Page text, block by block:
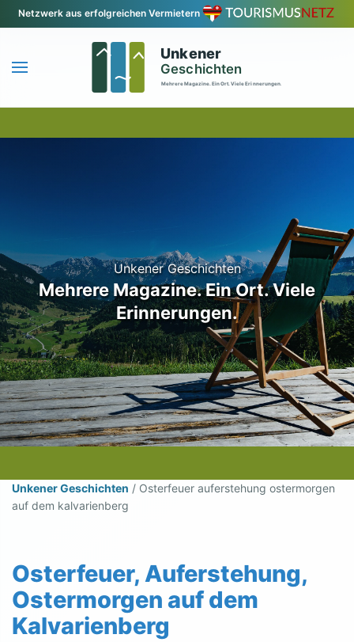
Zum Hauptinhalt springen
Netzwerk aus erfolgreichen Vermietern
Unkener Geschichten
Mehrere Magazine. Ein Ort. Viele
Erinnerungen.
Unkener Geschichten / Osterfeuer auferstehung ostermorgen
auf dem kalvarienberg
Osterfeuer, Auferstehung,
Ostermorgen auf dem
Kalvarienberg